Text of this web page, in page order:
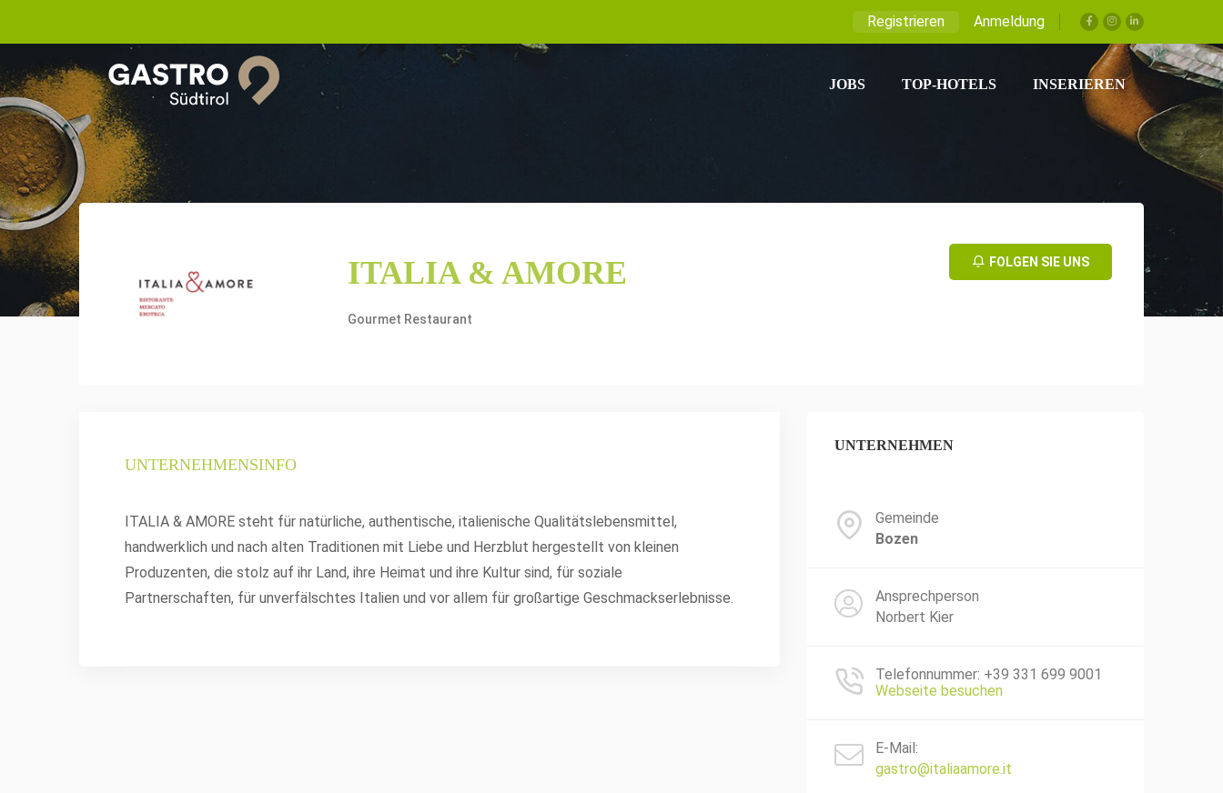
Registrieren Anmeldung
JOBS TOP-HOTELS INSERIEREN
ITALIA & AMORE
Gourmet Restaurant
FOLGEN SIE UNS
UNTERNEHMENSINFO
ITALIA & AMORE steht für natürliche, authentische, italienische Qualitätslebensmittel,
handwerklich und nach alten Traditionen mit Liebe und Herzblut hergestellt von kleinen
Produzenten, die stolz auf ihr Land, ihre Heimat und ihre Kultur sind, für soziale
Partnerschaften, für unverfälschtes Italien und vor allem für großartige Geschmackserlebnisse.
UNTERNEHMEN
Gemeinde
Bozen
Ansprechperson
Norbert Kier
Telefonnummer: +39 331 699 9001
Webseite besuchen
E-Mail:
gastro@italiaamore.it